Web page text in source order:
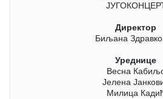
Директор
Биљана
Уреднице
Весна
Јелена
Милица